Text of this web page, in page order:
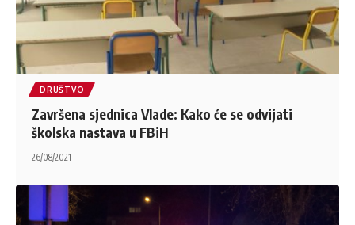
DRUŠTVO
Završena sjednica Vlade: Kako će se odvijati
školska nastava u FBiH
26/08/2021